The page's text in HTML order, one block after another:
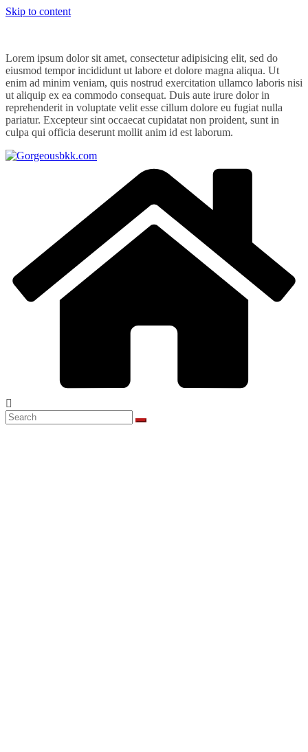
Skip to content
Lorem ipsum dolor sit amet, consectetur adipisicing elit, sed do
eiusmod tempor incididunt ut labore et dolore magna aliqua. Ut
enim ad minim veniam, quis nostrud exercitation ullamco laboris nisi
ut aliquip ex ea commodo consequat. Duis aute irure dolor in
reprehenderit in voluptate velit esse cillum dolore eu fugiat nulla
pariatur. Excepteur sint occaecat cupidatat non proident, sunt in
culpa qui officia deserunt mollit anim id est laborum.